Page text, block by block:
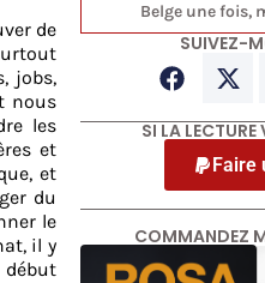
de
jobs,
nous
les
et
et
du
le
il y
Belge une fois,
SUIVEZ-
SI LA
Faire
COMMANDEZ